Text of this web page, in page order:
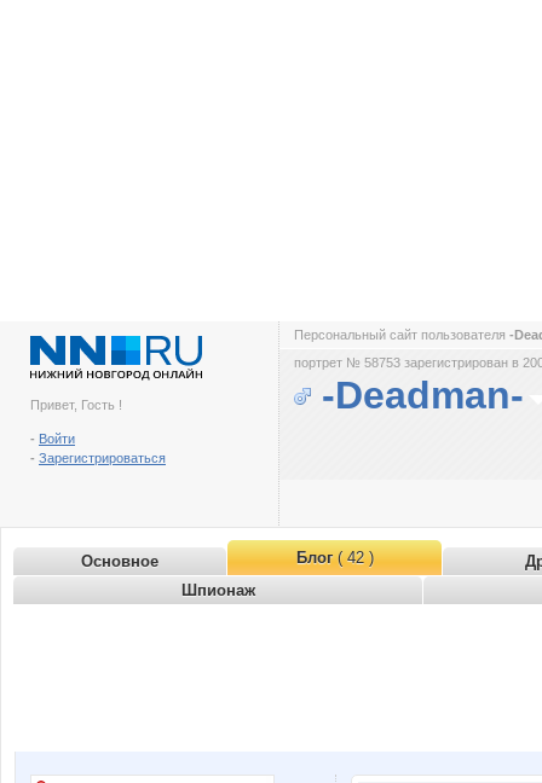
Привет, Гость !
- Войти
- Зарегистрироваться
Персональный сайт пользователя -
портрет № 58753 зарегистрирован в
-Deadman-
Основное Блог( 42 )
Шпионаж